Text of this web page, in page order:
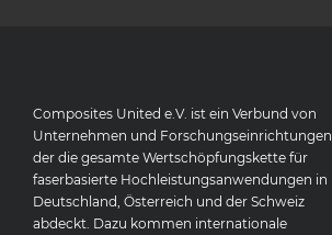
Composites United e.V. ist ein Verbund von
Unternehmen und Forschungseinrichtungen,
der die gesamte Wertschöpfungskette für
faserbasierte Hochleistungsanwendungen in
Deutschland, Österreich und der Schweiz
abdeckt. Dazu kommen internationale